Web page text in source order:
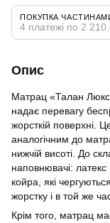
ПОКУПКА
4 платежі по 2
Опис
Матрац «Талан Люкс
надає перевагу
жорсткій поверхні.
аналогічним до
нижчій висоті. До
наповнювачі:
койра, які
жорстку і в той же
Крім того, матрац